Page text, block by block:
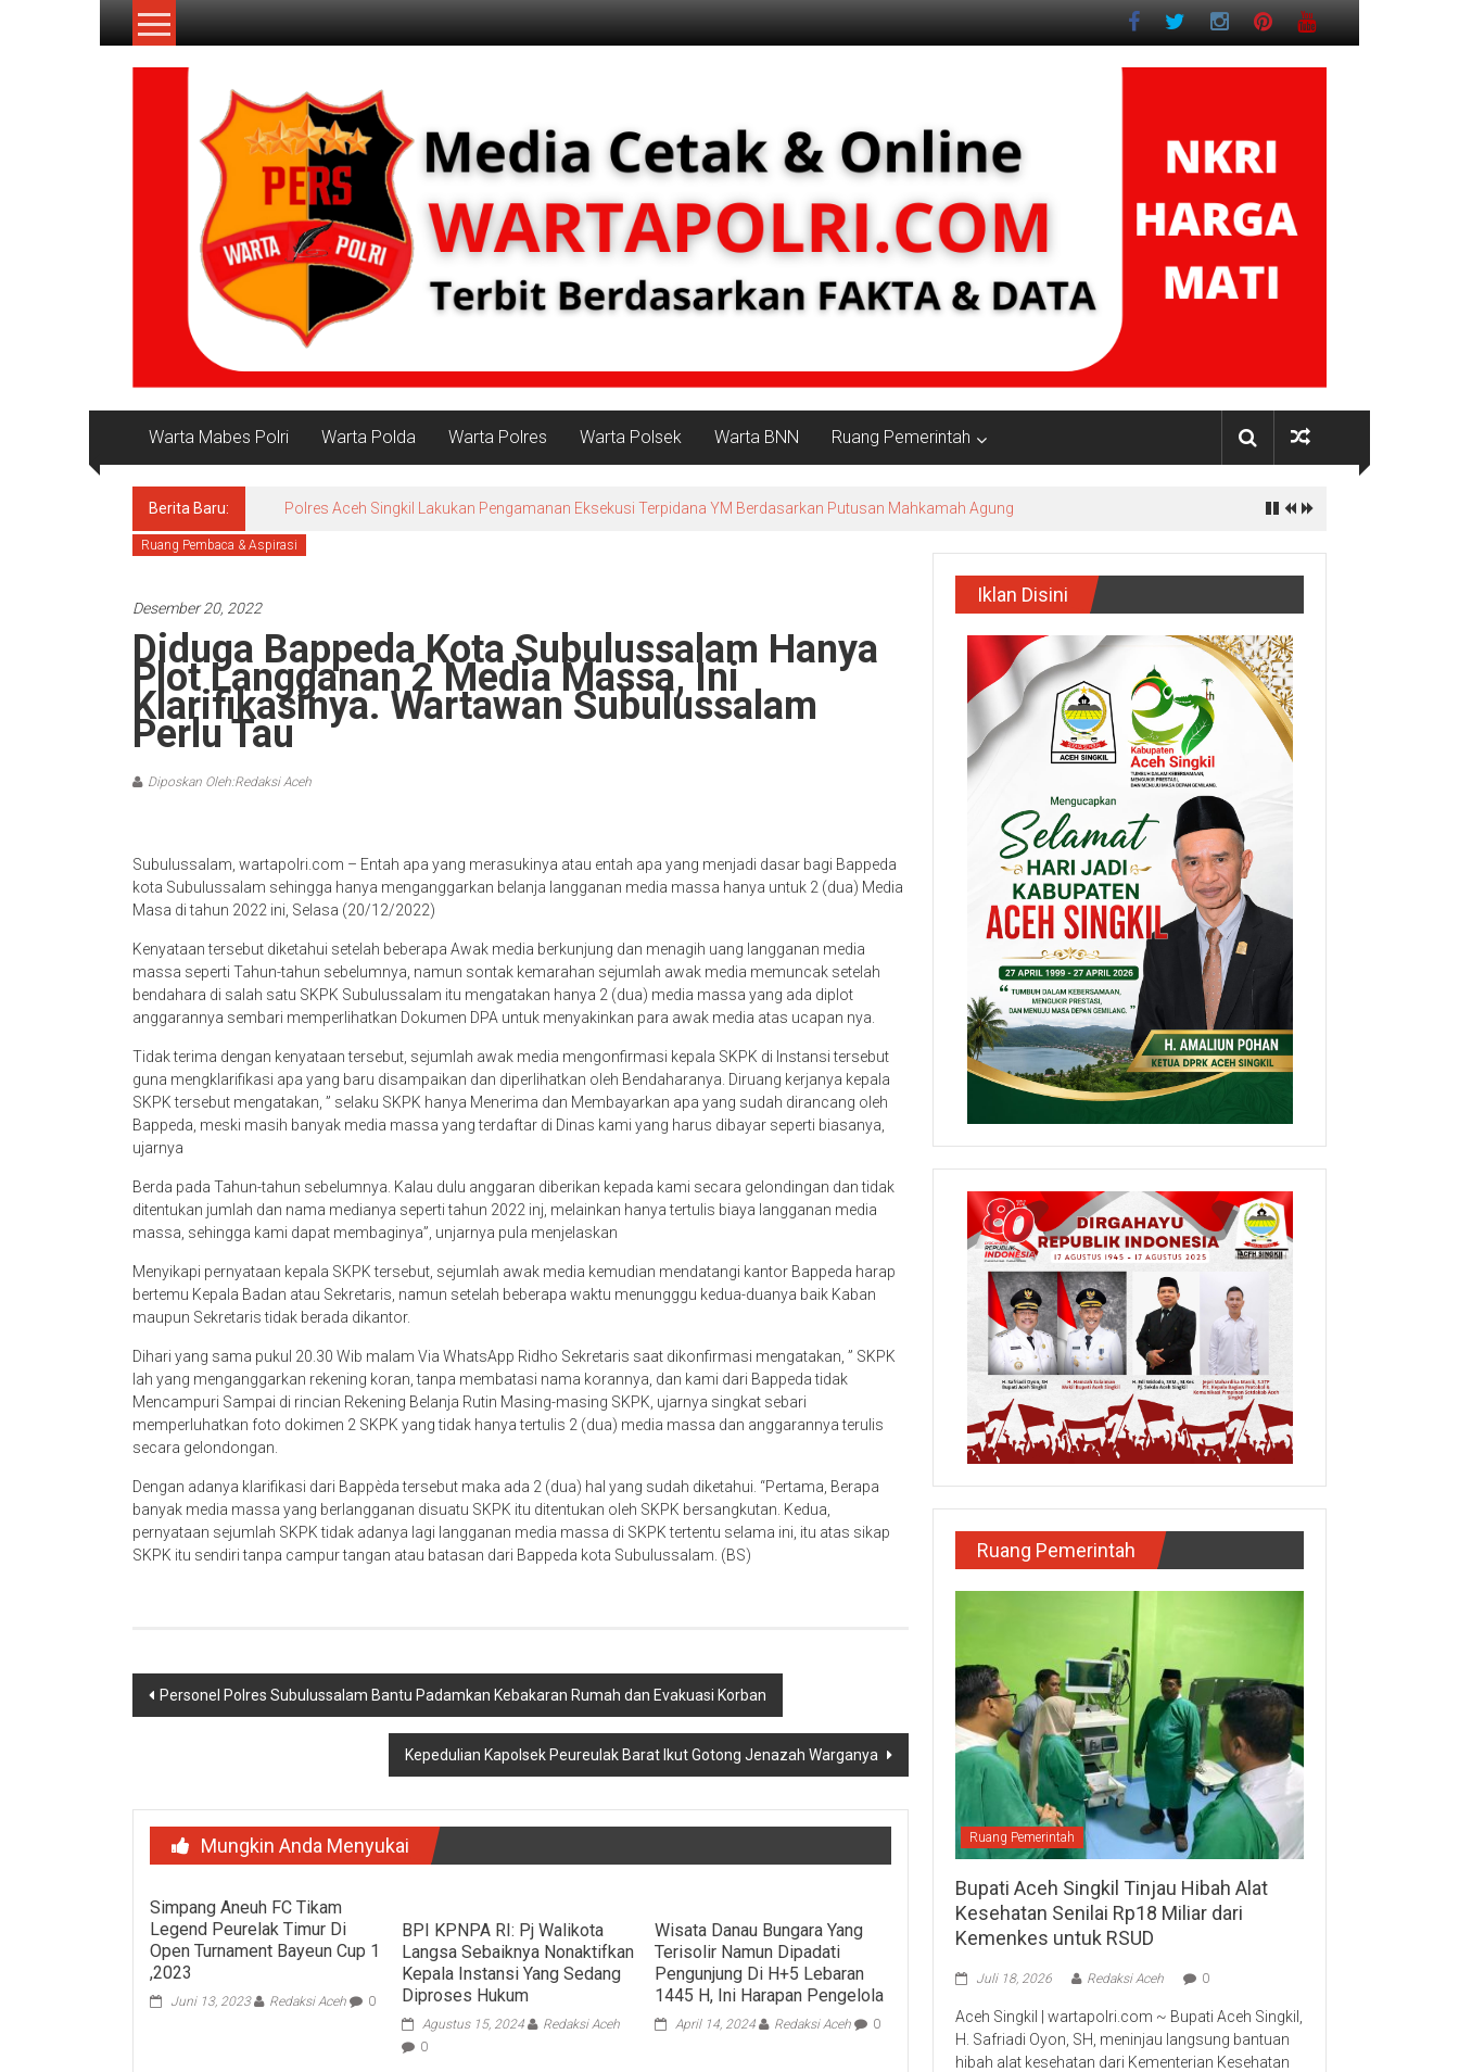
Lompat
Jurnalisme
Warta Mabes Polri Warta Polda Warta Polres Warta Polsek Warta BNN Ruang Pemerintah
Berita Baru: Polres Aceh Singkil Lakukan Pengamanan Eksekusi Terpidana YM Berdasarkan Putusan Mahkamah Agung
Ruang Pembaca & Aspirasi
Desember 20, 2022
Diduga Bappeda Kota Subulussalam Hanya
Plot Langganan 2 Media Massa, Ini
Klarifikasinya. Wartawan Subulussalam
Perlu Tau
Diposkan Oleh:Redaksi Aceh
Subulussalam, wartapolri.com – Entah apa yang merasukinya atau entah apa yang menjadi dasar bagi Bappeda
kota Subulussalam sehingga hanya menganggarkan belanja langganan media massa hanya untuk 2 (dua) Media
Masa di tahun 2022 ini, Selasa (20/12/2022)
Kenyataan tersebut diketahui setelah beberapa Awak media berkunjung dan menagih uang langganan media
massa seperti Tahun-tahun sebelumnya, namun sontak kemarahan sejumlah awak media memuncak setelah
bendahara di salah satu SKPK Subulussalam itu mengatakan hanya 2 (dua) media massa yang ada diplot
anggarannya sembari memperlihatkan Dokumen DPA untuk menyakinkan para awak media atas ucapan nya.
Tidak terima dengan kenyataan tersebut, sejumlah awak media mengonfirmasi kepala SKPK di Instansi tersebut
guna mengklarifikasi apa yang baru disampaikan dan diperlihatkan oleh Bendaharanya. Diruang kerjanya kepala
SKPK tersebut mengatakan, ” selaku SKPK hanya Menerima dan Membayarkan apa yang sudah dirancang oleh
Bappeda, meski masih banyak media massa yang terdaftar di Dinas kami yang harus dibayar seperti biasanya,
ujarnya
Berda pada Tahun-tahun sebelumnya. Kalau dulu anggaran diberikan kepada kami secara gelondingan dan tidak
ditentukan jumlah dan nama medianya seperti tahun 2022 inj, melainkan hanya tertulis biaya langganan media
massa, sehingga kami dapat membaginya”, unjarnya pula menjelaskan
Menyikapi pernyataan kepala SKPK tersebut, sejumlah awak media kemudian mendatangi kantor Bappeda harap
bertemu Kepala Badan atau Sekretaris, namun setelah beberapa waktu menungggu kedua-duanya baik Kaban
maupun Sekretaris tidak berada dikantor.
Dihari yang sama pukul 20.30 Wib malam Via WhatsApp Ridho Sekretaris saat dikonfirmasi mengatakan, ” SKPK
lah yang menganggarkan rekening koran, tanpa membatasi nama korannya, dan kami dari Bappeda tidak
Mencampuri Sampai di rincian Rekening Belanja Rutin Masing-masing SKPK, ujarnya singkat sebari
memperluhatkan foto dokimen 2 SKPK yang tidak hanya tertulis 2 (dua) media massa dan anggarannya terulis
secara gelondongan.
Dengan adanya klarifikasi dari Bappèda tersebut maka ada 2 (dua) hal yang sudah diketahui. “Pertama, Berapa
banyak media massa yang berlangganan disuatu SKPK itu ditentukan oleh SKPK bersangkutan. Kedua,
pernyataan sejumlah SKPK tidak adanya lagi langganan media massa di SKPK tertentu selama ini, itu atas sikap
SKPK itu sendiri tanpa campur tangan atau batasan dari Bappeda kota Subulussalam. (BS)
Navigasi
Personel Polres Subulussalam Bantu Padamkan Kebakaran Rumah dan Evakuasi Korban
Kepedulian Kapolsek Peureulak Barat Ikut Gotong Jenazah Warganya
Mungkin Anda Menyukai
Simpang Aneuh FC Tikam
Legend Peurelak Timur Di
Open Turnament Bayeun Cup 1
,2023
Juni 13, 2023 Redaksi Aceh 0
BPI KPNPA RI: Pj Walikota
Langsa Sebaiknya Nonaktifkan
Kepala Instansi Yang Sedang
Diproses Hukum
Agustus 15, 2024
Redaksi Aceh
0
Wisata Danau Bungara Yang
Terisolir Namun Dipadati
Pengunjung Di H+5 Lebaran
1445 H, Ini Harapan Pengelola
April 14, 2024 Redaksi Aceh 0
Iklan Disini
Ruang Pemerintah
Ruang Pemerintah
Bupati Aceh Singkil Tinjau Hibah Alat
Kesehatan Senilai Rp18 Miliar dari
Kemenkes untuk RSUD
Juli 18, 2026 Redaksi Aceh 0
Aceh Singkil | wartapolri.com ~ Bupati Aceh Singkil,
H. Safriadi Oyon, SH, meninjau langsung bantuan
hibah alat kesehatan dari Kementerian Kesehatan